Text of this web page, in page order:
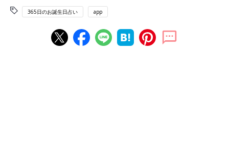
国際識字デー サンフランシスコ平和条約調印記念日 ニューヨー
クの日
赤ちゃん、ママ・パパのお誕生日を入れて占おう！鏡リュウジ監
修★たまひよ365日のお誕生日占い
365日のお誕生日占い app